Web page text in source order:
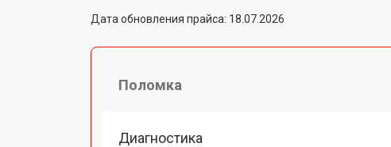
Дата обновления прайса: 18.07.2026
Поломка
Диагностика